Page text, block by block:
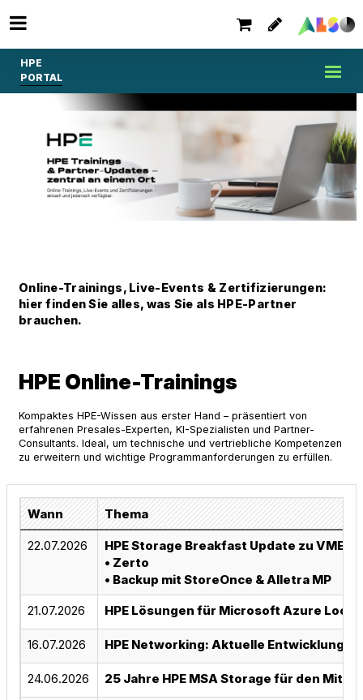
HPE
PORTAL
Online-Trainings, Live-Events & Zertifizierungen:
hier finden Sie alles, was Sie als HPE-Partner
brauchen.
HPE Online-Trainings
Kompaktes HPE-Wissen aus erster Hand – präsentiert von
erfahrenen Presales-Experten, KI-Spezialisten und Partner-
Consultants. Ideal, um technische und vertriebliche Kompetenzen
zu erweitern und wichtige Programmanforderungen zu erfüllen.
Wann Thema
22.07.2026
HPE Storage Breakfast Update zu VME
• Zerto
• Backup mit StoreOnce & Alletra MP
21.07.2026
HPE Lösungen für Microsoft Azure
16.07.2026 HPE Networking: Aktuelle
24.06.2026 25 Jahre HPE MSA Storage für den